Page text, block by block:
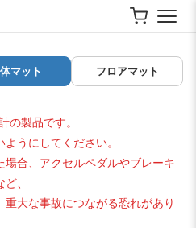
マット フロアマット
の製品です。
うにしてください。
合、アクセルペダルやブレーキ
、
大な事故につながる恐れがあり